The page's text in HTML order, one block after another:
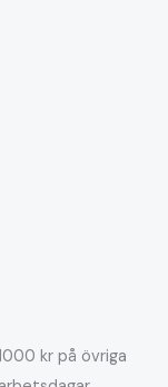
kr på övriga